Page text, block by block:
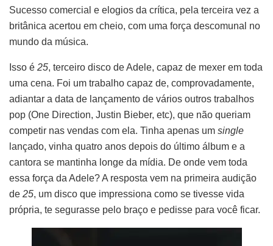
Sucesso comercial e elogios da crítica, pela terceira vez a
britânica acertou em cheio, com uma força descomunal no
mundo da música.
Isso é 25, terceiro disco de Adele, capaz de mexer em toda
uma cena. Foi um trabalho capaz de, comprovadamente,
adiantar a data de lançamento de vários outros trabalhos
pop (One Direction, Justin Bieber, etc), que não queriam
competir nas vendas com ela. Tinha apenas um single
lançado, vinha quatro anos depois do último álbum e a
cantora se mantinha longe da mídia. De onde vem toda
essa força da Adele? A resposta vem na primeira audição
de 25, um disco que impressiona como se tivesse vida
própria, te segurasse pelo braço e pedisse para você ficar.